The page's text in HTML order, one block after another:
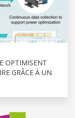
OPTIMISENT
GRÂCE À UN